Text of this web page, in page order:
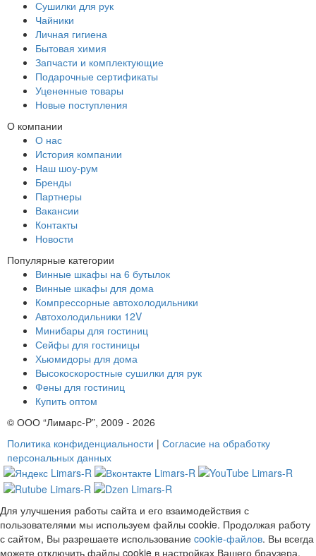
Сушилки для рук
Чайники
Личная гигиена
Бытовая химия
Запчасти и комплектующие
Подарочные сертификаты
Уцененные товары
Новые поступления
О компании
О нас
История компании
Наш шоу-рум
Бренды
Партнеры
Вакансии
Контакты
Новости
Популярные категории
Винные шкафы на 6 бутылок
Винные шкафы для дома
Компрессорные автохолодильники
Автохолодильники 12V
Минибары для гостиниц
Сейфы для гостиницы
Хьюмидоры для дома
Высокоскоростные сушилки для рук
Фены для гостиниц
Купить оптом
© ООО “Лимарс-P”, 2009 - 2026
Политика конфиденциальности | Согласие на обработку
персональных данных
Для улучшения работы сайта и его взаимодействия с
пользователями мы используем файлы cookie. Продолжая работу
с сайтом, Вы разрешаете использование cookie-файлов. Вы всегда
можете отключить файлы cookie в настройках Вашего браузера.